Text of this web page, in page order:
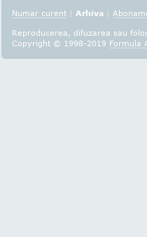
Numar curent | Arhiva |
Reproducerea, difuzarea sau
Copyright © 1998-2019 Formula